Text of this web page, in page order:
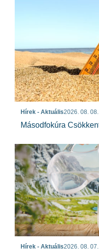
Hírek - Aktuális2026. 08. 08.
Másodfokúra
Hírek - Aktuális2026. 08. 07.